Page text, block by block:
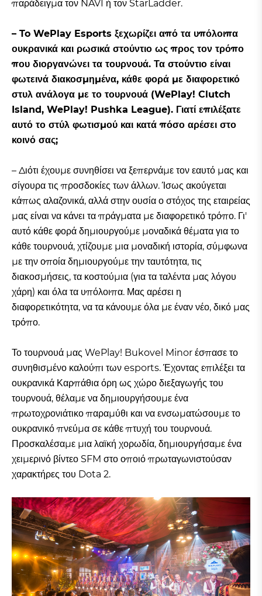
παράδειγμα τον NAVI ή τον StarLadder.
– To WePlay Esports ξεχωρίζει από τα υπόλοιπα
ουκρανικά και ρωσικά στούντιο ως προς τον τρόπο
που διοργανώνει τα τουρνουά. Τα στούντιο είναι
φωτεινά διακοσμημένα, κάθε φορά με διαφορετικό
στυλ ανάλογα με το τουρνουά (WePlay! Clutch
Island, WePlay! Pushka League). Γιατί επιλέξατε
αυτό το στύλ φωτισμού και κατά πόσο αρέσει στο
κοινό σας;
– Διότι έχουμε συνηθίσει να ξεπερνάμε τον εαυτό μας και
σίγουρα τις προσδοκίες των άλλων. Ίσως ακούγεται
κάπως αλαζονικά, αλλά στην ουσία ο στόχος της εταιρείας
μας είναι να κάνει τα πράγματα με διαφορετικό τρόπο. Γι'
αυτό κάθε φορά δημιουργούμε μοναδικά θέματα για το
κάθε τουρνουά, χτίζουμε μια μοναδική ιστορία, σύμφωνα
με την οποία δημιουργούμε την ταυτότητα, τις
διακοσμήσεις, τα κοστούμια (για τα ταλέντα μας λόγου
χάρη) και όλα τα υπόλοιπα. Μας αρέσει η
διαφορετικότητα, να τα κάνουμε όλα με έναν νέο, δικό μας
τρόπο.
Το τουρνουά μας WePlay! Bukovel Minor έσπασε το
συνηθισμένο καλούπι των esports. Έχοντας επιλέξει τα
ουκρανικά Καρπάθια όρη ως χώρο διεξαγωγής του
τουρνουά, θέλαμε να δημιουργήσουμε ένα
πρωτοχρονιάτικο παραμύθι και να ενσωματώσουμε το
ουκρανικό πνεύμα σε κάθε πτυχή του τουρνουά.
Προσκαλέσαμε μια λαϊκή χορωδία, δημιουργήσαμε ένα
χειμερινό βίντεο SFM στο οποιό πρωταγωνιστούσαν
χαρακτήρες του Dota 2.